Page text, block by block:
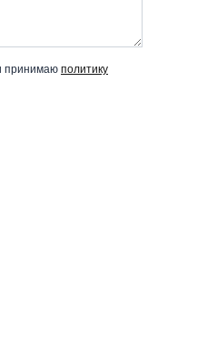
принимаю политику